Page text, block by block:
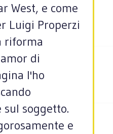
West, e come
Luigi Properzi
riforma
di
l'ho
soggetto.
e